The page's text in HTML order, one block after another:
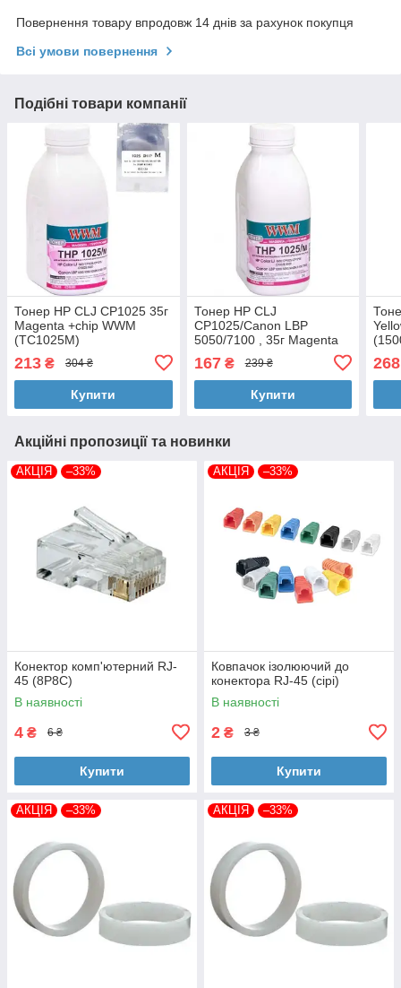
Повернення товару впродовж 14 днів за рахунок покупця
Всі умови повернення
Подібні товари компанії
Тонер HP CLJ CP1025 35г
Magenta +chip WWM
(TC1025M)
213 ₴ 304 ₴
Купити
Тонер HP CLJ
CP1025/Canon LBP
5050/7100 , 35г Magenta
167₴ 239 ₴
Купити
268
Акційні пропозиції та новинки
АКЦІЯ –33%
Конектор комп'ютерний RJ-
45 (8P8C)
В наявності
4 ₴ 6 ₴
Купити
АКЦІЯ –33%
Ковпачок ізолюючий до
конектора RJ-45 (сірі)
В наявності
2 ₴ 3 ₴
Купити
АКЦІЯ –33% АКЦІЯ –33%